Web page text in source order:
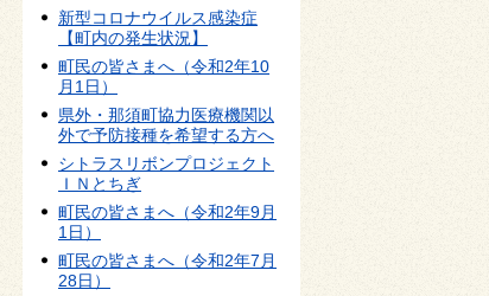
新型コロナウイルス感染症
【町内の発生状況】
町民の皆さまへ（令和2年10
月1日）
県外・那須町協力医療機関以
外で予防接種を希望する方へ
シトラスリボンプロジェクト
ＩＮとちぎ
町民の皆さまへ（令和2年9月
1日）
町民の皆さまへ（令和2年7月
28日）